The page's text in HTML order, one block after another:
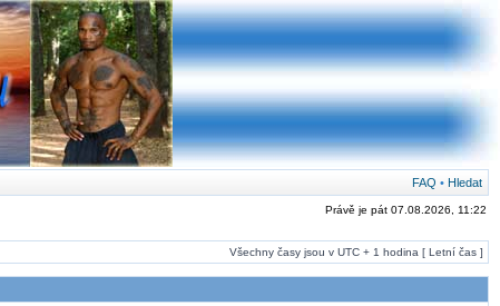
FAQ • Hledat
Právě je pát 07.08.2026, 11:22
Všechny časy jsou v UTC + 1 hodina [ Letní čas ]